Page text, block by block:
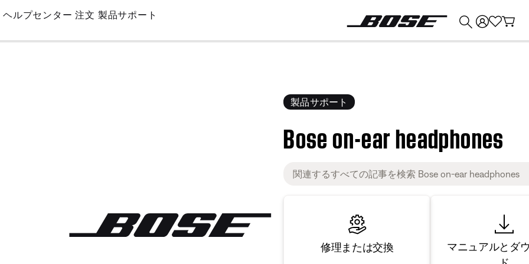
Skip
Main
ヘルプセンター 注文 製品サポート
製品サポート
Bose on-ear headphones
修理または交換
マニュアルとダ